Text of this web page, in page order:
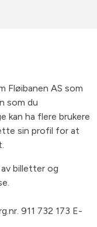
Fløibanen AS som
som du
kan ha flere brukere
sin profil for at
billetter og
911 732 173 E-